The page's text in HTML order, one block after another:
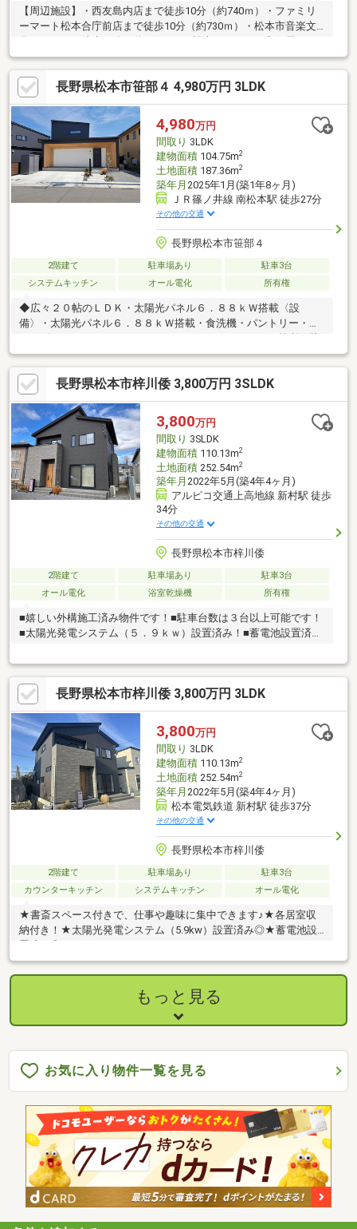
【周辺施設】・西友島内店まで徒歩10分（約740ｍ）・ファミリ
ーマート松本合庁前店まで徒歩10分（約730ｍ）・松本市音楽文
徒歩6分（約410ｍ）
長野県松本市笹部４ 4,980万円 3LDK
4,980万円
間取り 3LDK
建物面積104.75m2
土地面積187.36m2
築年月 2025年1月(築1年8ヶ月)
ＪＲ篠ノ井線 南松本駅 徒歩27分
その他の交通
長野県松本市笹部４
2階建て 駐車場あり
駐車3台
システムキッチン
オール電化 所有権
◆広々２０帖のＬＤＫ・太陽光パネル６．８８ｋＷ搭載〈設
備〉・太陽光パネル６．８８ｋＷ搭載・食洗機・パントリー・シ
ューズクローク・ウォークインクローゼット・トイレ２箇所・駐
車スペース3台分■ 周辺環境 ━━━━━…‥・◯西友笹部店
（徒歩6分）◯バロー笹部店（徒歩7分）◯セブンイレブン松本
南原店（徒歩4分）◯とをしや薬局松本高宮店（徒歩7分10）◯
笹部保育園（徒歩5分）◯松南病院（徒歩10分）◯鎌田小学校
（徒歩27分）◯鎌田中学校（徒歩23分）
長野県松本市梓川倭 3,800万円 3SLDK
3,800万円
間取り 3SLDK
建物面積110.13m2
土地面積252.54m2
築年月 2022年5月(築4年4ヶ月)
アルピコ交通上高地線 新村駅 徒歩
34分
その他の交通
長野県松本市梓川倭
2階建て 駐車場あり
駐車3台
オール電化
浴室乾燥機 所有権
■嬉しい外構施工済み物件です！■駐車台数は３台以上可能です！
■太陽光発電システム（５．９ｋｗ）設置済み！■蓄電池設置済
長野県松本市梓川倭 3,800万円 3LDK
3,800万円
間取り 3LDK
建物面積110.13m2
土地面積252.54m2
築年月 2022年5月(築4年4ヶ月)
松本電気鉄道 新村駅 徒歩37分
その他の交通
長野県松本市梓川倭
2階建て 駐車場あり
駐車3台
カウンターキッチン
システムキッチン オール電化
★書斎スペース付きで、仕事や趣味に集中できます♪★各居室収
納付き！★太陽光発電システム（5.9kw）設置済み◎★蓄電池設
置済み◎
もっと見る
お気に入り物件一覧を見る